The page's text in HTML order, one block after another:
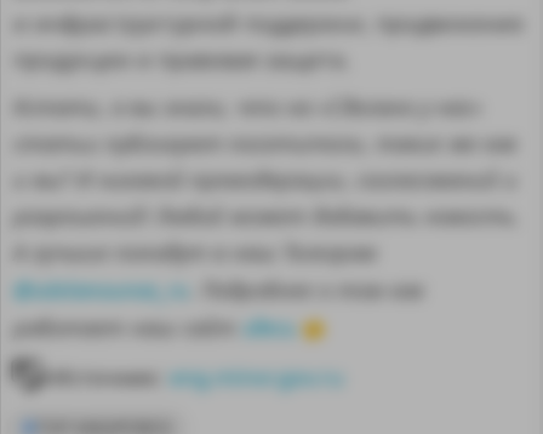
и инфраструктурной поддержки, продвижение
продукции и правовая защита.
Кстати, а вы знали, что на «Сделано у нас»
статьи публикуют посетители, такие же как
и вы? И никакой премодерации, согласований и
разрешений! Любой может добавить новость.
А лучшие попадут в наш Телеграм
@sdelanounas_ru
. Подробнее о том как
работает наш сайт
здесь 👈
Источник:
eng.minvr.gov.ru